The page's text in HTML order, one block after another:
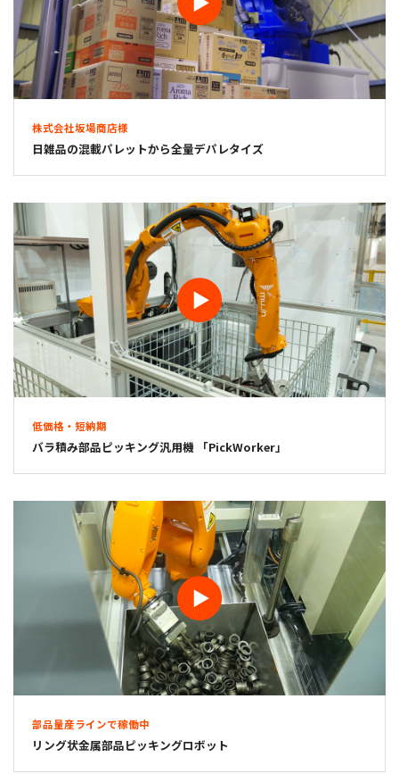
株式会社坂場商店様
日雑品の混載パレットから全量デパレタイズ
低価格・短納期
バラ積み部品ピッキング汎用機 「PickWorker」
部品量産ラインで稼働中
リング状金属部品ピッキングロボット